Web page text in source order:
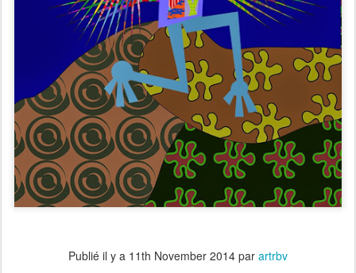
Publié il y a 11th November 2014 par artrbv